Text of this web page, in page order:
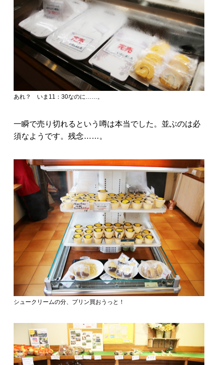
あれ？ いま11：30なのに……。
一瞬で売り切れるという噂は本当でした。並ぶのは必
須なようです。残念……。
シュークリームの分、プリン買おうっと！